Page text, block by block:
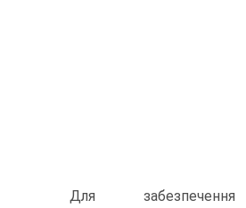
Для забезпечення